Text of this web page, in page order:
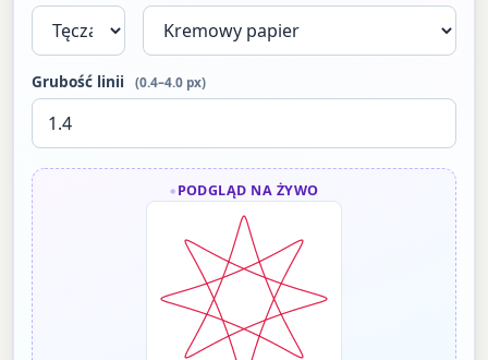
Grubość linii (0.4–4.0 px)
PODGLĄD NA ŻYWO